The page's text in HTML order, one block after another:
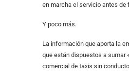
en marcha el servicio antes de
Y poco más.
La información que aporta la
que están dispuestos a sumar
comercial de taxis sin